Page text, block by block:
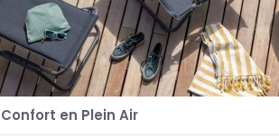
en Plein Air